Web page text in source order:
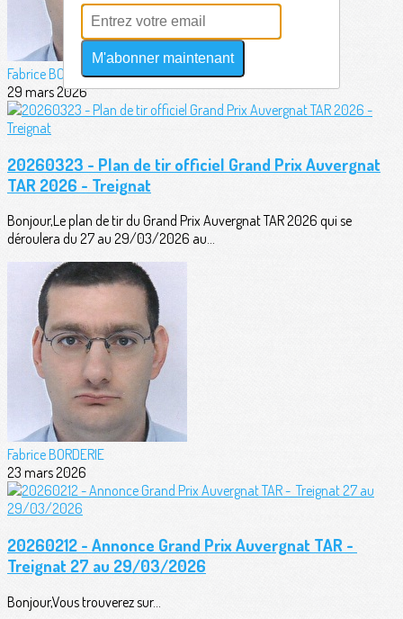
Fabrice BORDERIE
29 mars 2026
20260323 - Plan de tir officiel Grand Prix Auvergnat
TAR 2026 - Treignat
Bonjour,Le plan de tir du Grand Prix Auvergnat TAR 2026 qui se
déroulera du 27 au 29/03/2026 au...
Fabrice BORDERIE
23 mars 2026
20260212 - Annonce Grand Prix Auvergnat TAR -
Treignat 27 au 29/03/2026
Bonjour,Vous trouverez sur...
M'abonner maintenant